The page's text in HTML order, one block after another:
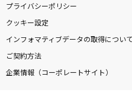
プライバシーポリシー
クッキー設定
インフォマティブデータの取得について
ご契約方法
企業情報（コーポレートサイト）